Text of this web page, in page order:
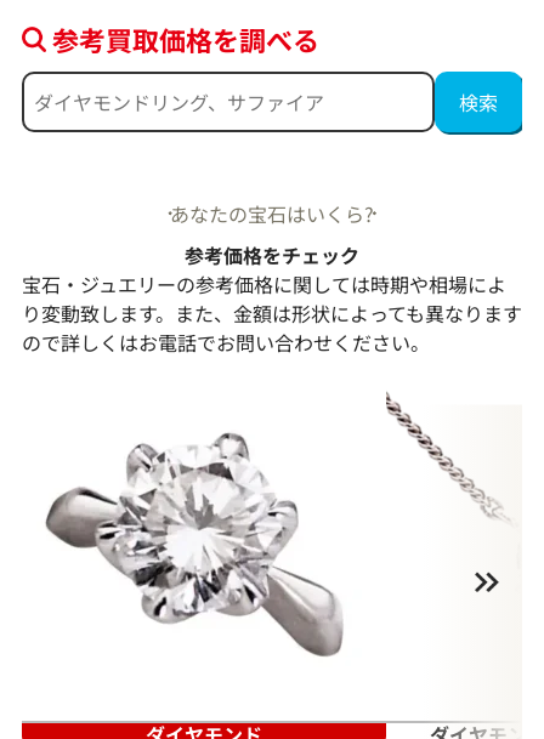
参考買取価格を調べる
あなたの宝石はいくら?
参考価格をチェック
宝石・ジュエリーの参考価格に関しては時期や相場によ
り変動致します。また、金額は形状によっても異なります
ので詳しくはお電話でお問い合わせください。